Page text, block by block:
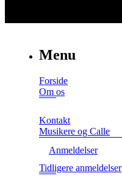
Menu
Forside
Om os
Kontakt
Musikere og Calle
Anmeldelser
Tidligere anmeldelser